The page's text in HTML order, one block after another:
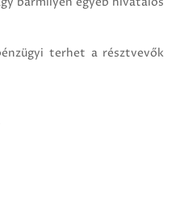
terhet a résztvevők